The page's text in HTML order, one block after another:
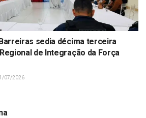
sedia décima terceira
de Integração da Força
07/2026